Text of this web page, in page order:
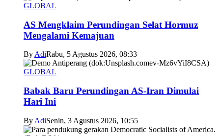
GLOBAL
AS Mengklaim Perundingan Selat Hormuz
Mengalami Kemajuan
By AdiRabu, 5 Agustus 2026, 08:33
GLOBAL
Babak Baru Perundingan AS-Iran Dimulai
Hari Ini
By AdiSenin, 3 Agustus 2026, 10:55